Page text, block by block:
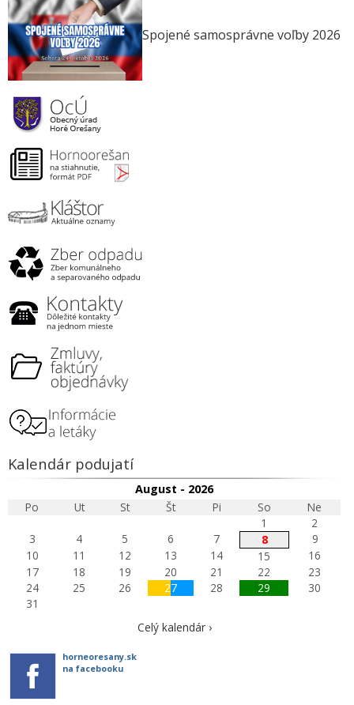
Spojené samosprávne voľby 2026
Kalendár podujatí
August - 2026
Po
Ut St Št Pi So
Ne
1
2
3
4 5 6 7 8
9
10
11 12 13 14 15
16
17
18 19 20 21 22
23
24
25 26 27 28 29
30
31
Celý kalendár ›
horneoresany.sk
na facebooku